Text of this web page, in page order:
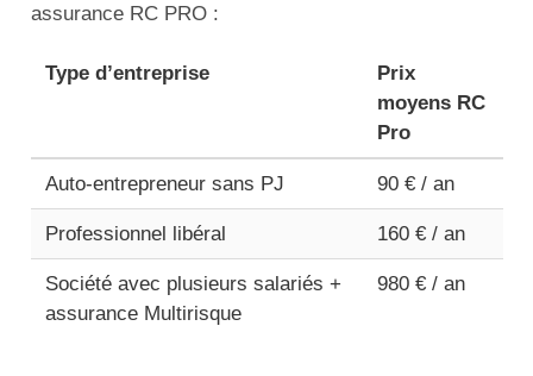
assurance RC PRO :
Type d’entreprise
Prix
moyens RC
Pro
Auto-entrepreneur sans PJ 90 € / an
Professionnel libéral 160 € / an
Société avec plusieurs salariés +
assurance Multirisque
980 € / an